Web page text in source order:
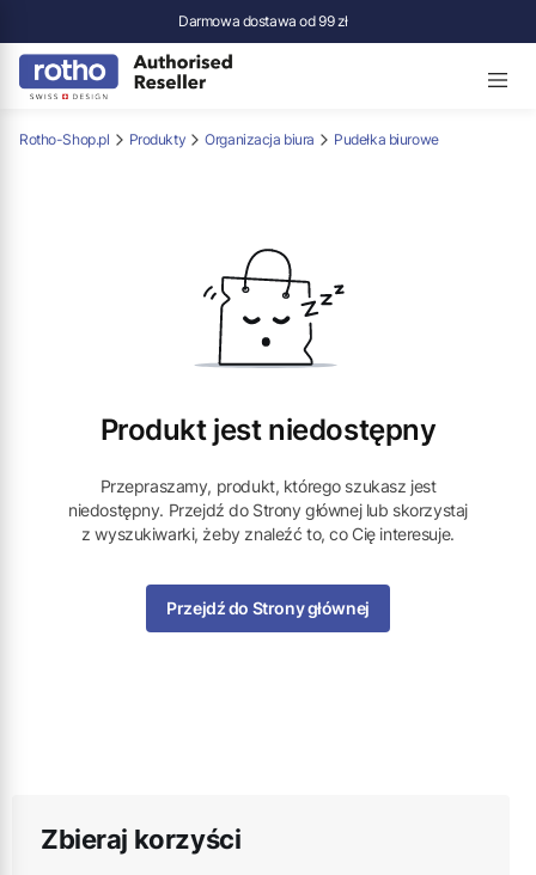
Darmowa dostawa od 99 zł
Rotho-Shop.pl Produkty Organizacja biura Pudełka biurowe
Produkt jest niedostępny
Przepraszamy, produkt, którego szukasz jest
niedostępny. Przejdź do Strony głównej lub skorzystaj
z wyszukiwarki, żeby znaleźć to, co Cię interesuje.
Przejdź do Strony głównej
Zbieraj korzyści